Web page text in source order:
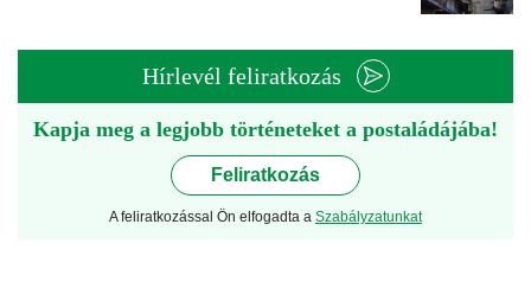
Hírlevél feliratkozás
Kapja meg a legjobb történeteket a postaládájába!
Feliratkozás
A feliratkozással Ön elfogadta a Szabályzatunkat